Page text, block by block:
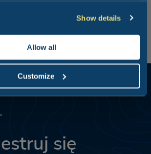
Show details
Allow all
Customize
się